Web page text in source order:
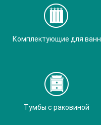
Комплектующие для ванн
Тумбы с раковиной